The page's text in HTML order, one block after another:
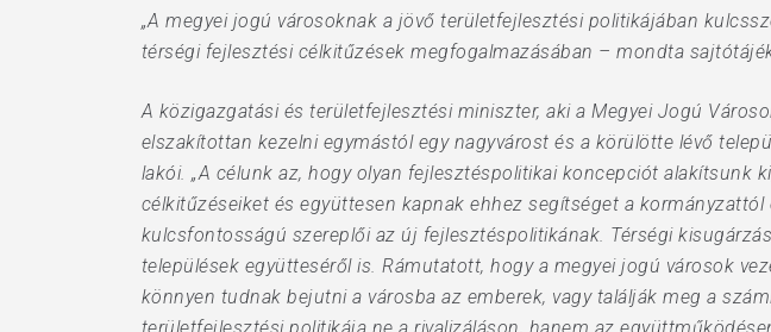
„A megyei jogú városoknak a jövő területfejlesztési politikájában
térségi fejlesztési célkitűzések megfogalmazásában – mondta
A közigazgatási és területfejlesztési miniszter, aki a Megyei Jogú
elszakítottan kezelni egymástól egy nagyvárost és a körülötte lévő
lakói. „A célunk az, hogy olyan fejlesztéspolitikai koncepciót
célkitűzéseiket és együttesen kapnak ehhez segítséget a
kulcsfontosságú szereplői az új fejlesztéspolitikának. Térségi
települések együtteséről is. Rámutatott, hogy a megyei jogú városok
könnyen tudnak bejutni a városba az emberek, vagy találják meg a